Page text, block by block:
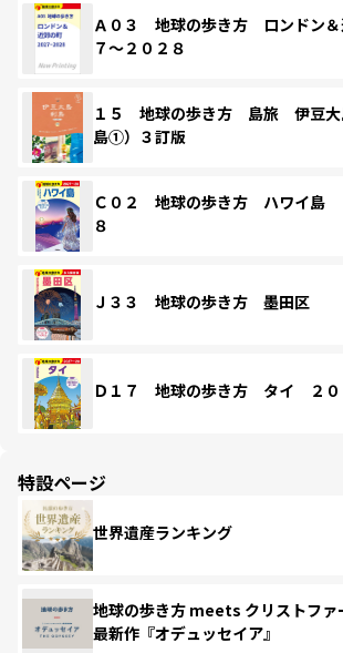
Ａ０３ 地球の歩き方 ロンドン
７～２０２８
１５ 地球の歩き方 島旅 伊豆
島①）３訂版
Ｃ０２ 地球の歩き方 ハワイ島
８
Ｊ３３ 地球の歩き方 墨田区
Ｄ１７ 地球の歩き方 タイ ２０
特設ページ
世界遺産ランキング
地球の歩き方 meets クリストファ
最新作『オデュッセイア』